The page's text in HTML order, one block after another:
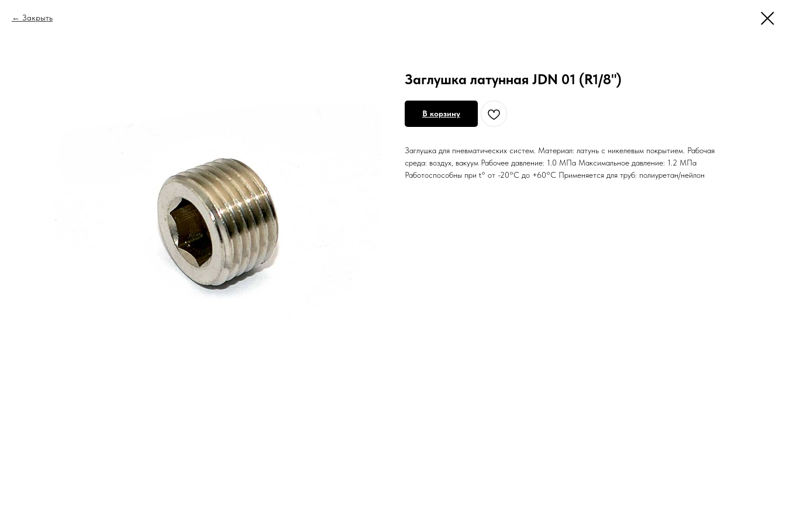
Закрыть
Заглушка латунная JDN 01 (R1/8")
В корзину
Заглушка для пневматических систем. Материал: латунь с никелевым покрытием. Рабочая
среда: воздух, вакуум Рабочее давление: 1.0 МПа Максимальное давление: 1.2 МПа
Работоспособны при t° от -20°С до +60°С Применяется для труб: полиуретан/нейлон